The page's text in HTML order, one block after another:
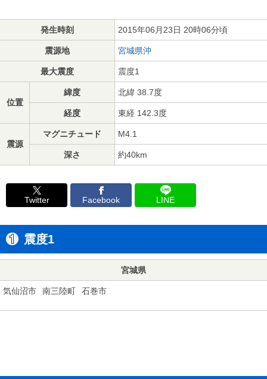
発生時刻 2015年06月23日 20時06分頃
震源地 宮城県沖
最大震度 震度1
位置
緯度 北緯 38.7度
経度 東経 142.3度
震源
マグニチュード M4.1
深さ 約40km
Twitter Facebook LINE
震度1
宮城県
気仙沼市 南三陸町 石巻市